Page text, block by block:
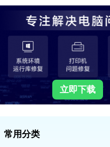
立即下载
常用分类